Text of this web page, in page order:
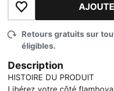
Ajouter à la liste de
Retours gratuits sur
éligibles.
Description
HISTOIRE DU PRODUIT
Libérez votre côté